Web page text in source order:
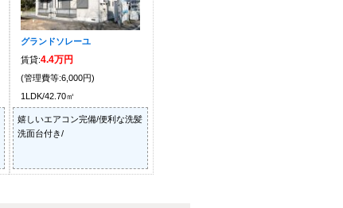
グランドソレーユ
賃貸:4.4万円
(管理費等:6,000円)
1LDK/42.70㎡
嬉しいエアコン完備/便利な洗髪
洗面台付き/